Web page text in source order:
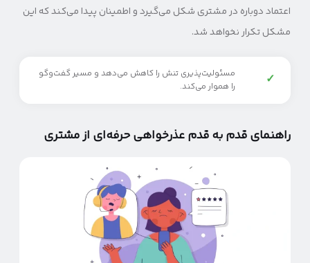
اعتماد دوباره در مشتری شکل می‌گیرد و اطمینان پیدا می‌کند که این
مشکل تکرار نخواهد شد.
✓
مسئولیت‌پذیری تنش را کاهش می‌دهد و مسیر گفت‌وگو
را هموار می‌کند.
راهنمای قدم به قدم عذرخواهی حرفه‌ای از مشتری